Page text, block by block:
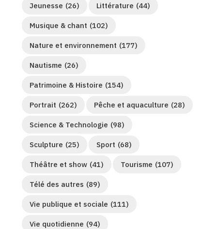
Jeunesse (26) Littérature (44)
Musique & chant (102)
Nature et environnement (177)
Nautisme (26)
Patrimoine & Histoire (154)
Portrait (262) Pêche et aquaculture (28)
Science & Technologie (98)
Sculpture (25) Sport (68)
Théâtre et show (41) Tourisme (107)
Télé des autres (89)
Vie publique et sociale (111)
Vie quotidienne (94)